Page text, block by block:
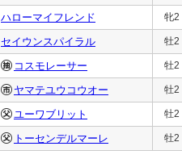
ハローマイフレンド 牝2
セイウンスパイラル 牡2
コスモレーサー 牡2
ヤマテユウコウオー 牡2
ユーワブリット 牡2
トーセンデルマーレ 牡2